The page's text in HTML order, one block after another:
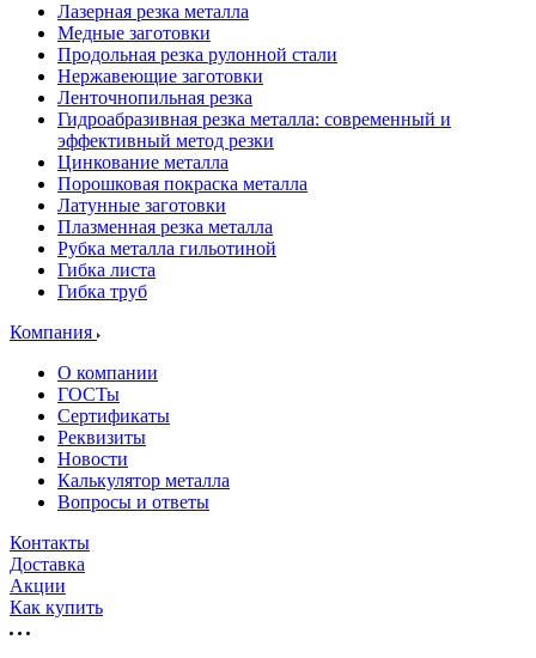
Лазерная резка металла
Медные заготовки
Продольная резка рулонной стали
Нержавеющие заготовки
Ленточнопильная резка
Гидроабразивная резка металла: современный и
эффективный метод резки
Цинкование металла
Порошковая покраска металла
Латунные заготовки
Плазменная резка металла
Рубка металла гильотиной
Гибка листа
Гибка труб
Компания
О компании
ГОСТы
Сертификаты
Реквизиты
Новости
Калькулятор металла
Вопросы и ответы
Контакты
Доставка
Акции
Как купить